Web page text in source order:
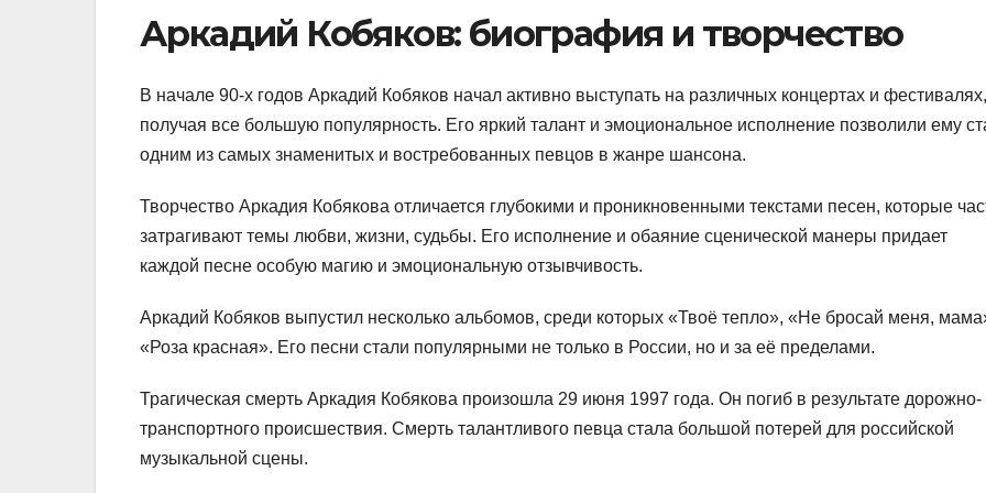
Аркадий Кобяков: биография и творчество
В начале 90-х годов Аркадий Кобяков начал активно выступать на различных концертах и фестивалях,
получая все большую популярность. Его яркий талант и эмоциональное исполнение позволили ему
одним из самых знаменитых и востребованных певцов в жанре шансона.
Творчество Аркадия Кобякова отличается глубокими и проникновенными текстами песен, которые
затрагивают темы любви, жизни, судьбы. Его исполнение и обаяние сценической манеры придает
каждой песне особую магию и эмоциональную отзывчивость.
Аркадий Кобяков выпустил несколько альбомов, среди которых «Твоё тепло», «Не бросай меня,
«Роза красная». Его песни стали популярными не только в России, но и за её пределами.
Трагическая смерть Аркадия Кобякова произошла 29 июня 1997 года. Он погиб в результате дорожно-
транспортного происшествия. Смерть талантливого певца стала большой потерей для российской
музыкальной сцены.